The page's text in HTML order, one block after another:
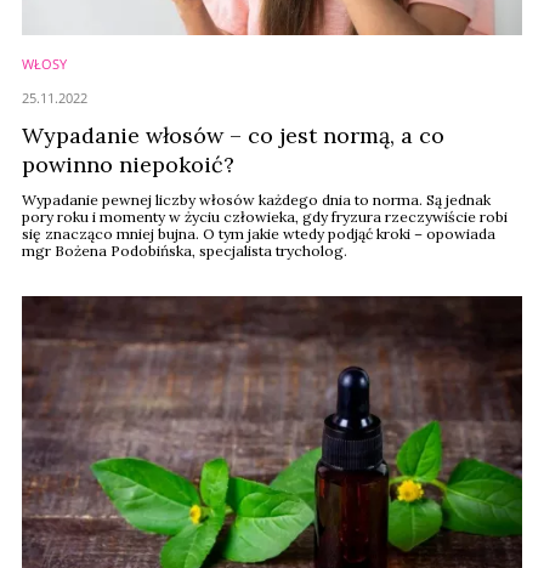
WŁOSY
Wypadanie włosów – co jest normą, a co
powinno niepokoić?
Wypadanie pewnej liczby włosów każdego dnia to norma. Są jednak
pory roku i momenty w życiu człowieka, gdy fryzura rzeczywiście robi
się znacząco mniej bujna. O tym jakie wtedy podjąć kroki – opowiada
mgr Bożena Podobińska, specjalista trycholog.
25.11.2022